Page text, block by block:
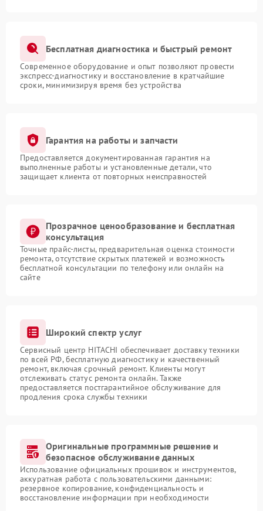
Бесплатная диагностика и быстрый ремонт
Современное оборудование и опыт позволяют провести
экспресс-диагностику и восстановление в кратчайшие
сроки, минимизируя время без устройства
Гарантия на работы и запчасти
Предоставляется документированная гарантия на
выполненные работы и установленные детали, что
защищает клиента от повторных неисправностей
Прозрачное ценообразование и бесплатная
консультация
Точные прайс-листы, предварительная оценка стоимости
ремонта, отсутствие скрытых платежей и возможность
бесплатной консультации по телефону или онлайн на
сайте
Широкий спектр услуг
Сервисный центр HITACHI обеспечивает доставку техники
по всей РФ, бесплатную диагностику и качественный
ремонт, включая срочный ремонт. Клиенты могут
отслеживать статус ремонта онлайн. Также
предоставляется постгарантийное обслуживание для
продления срока службы техники
Оригинальные программные решение и
безопасное обслуживание данных
Использование официальных прошивок и инструментов,
аккуратная работа с пользовательскими данными:
резервное копирование, конфиденциальность и
восстановление информации при необходимости